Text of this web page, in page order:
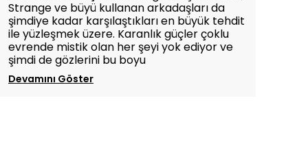
Strange ve büyü kullanan arkadaşları da
şimdiye kadar karşılaştıkları en büyük tehdit
ile yüzleşmek üzere. Karanlık güçler çoklu
evrende mistik olan her şeyi yok ediyor ve
şimdi de gözlerini bu boyu
Devamını Göster